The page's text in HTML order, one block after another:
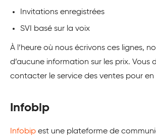
Invitations enregistrées
SVI basé sur la voix
À l’heure où nous écrivons ces lignes,
d’aucune information sur les prix. Vous
contacter le service des ventes pour en
Infobip
Infobip est une plateforme de